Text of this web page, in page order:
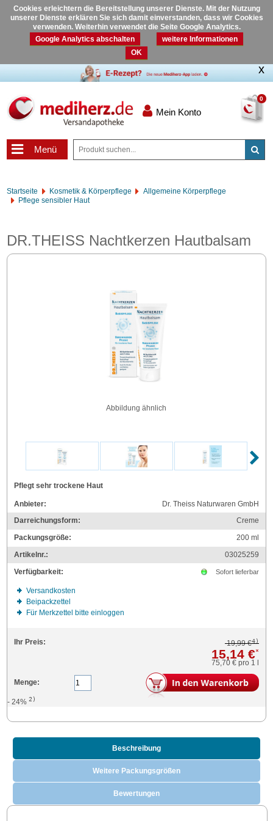
Cookies erleichtern die Bereitstellung unserer Dienste. Mit der Nutzung
unserer Dienste erklären Sie sich damit einverstanden, dass wir Cookies
verwenden. Weiterhin verwendet die Seite Google Analytics.
Google Analytics abschalten
weitere Informationen
OK
0
Mein Konto
Menü
Startseite Kosmetik & Körperpflege
Allgemeine Körperpflege
Pflege sensibler Haut
DR.THEISS Nachtkerzen Hautbalsam
Abbildung ähnlich
Pflegt sehr trockene Haut
Anbieter:
Dr. Theiss Naturwaren GmbH
Darreichungsform:
Creme
Packungsgröße:
200ml
Artikelnr.:
03025259
Verfügbarkeit:
Sofort lieferbar
Versandkosten
Beipackzettel
Für Merkzettel bitte einloggen
Ihr Preis: 19,99 €4)
15,14 €*
75,70 € pro 1 l
Menge:
- 24%2)
Beschreibung
Weitere Packungsgrößen
Bewertungen